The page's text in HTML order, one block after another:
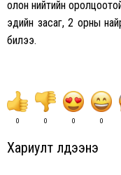
олон нийтийн
эдийн засаг, 2 орны
билээ.
0 0 0 0
Хариулт үлдээнэ үү